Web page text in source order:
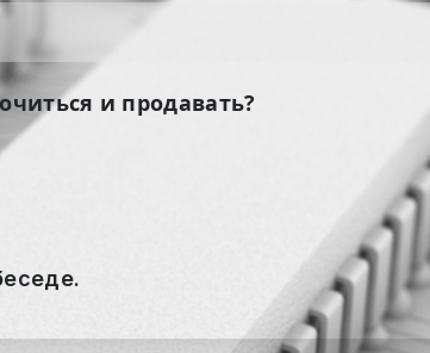
и продавать?